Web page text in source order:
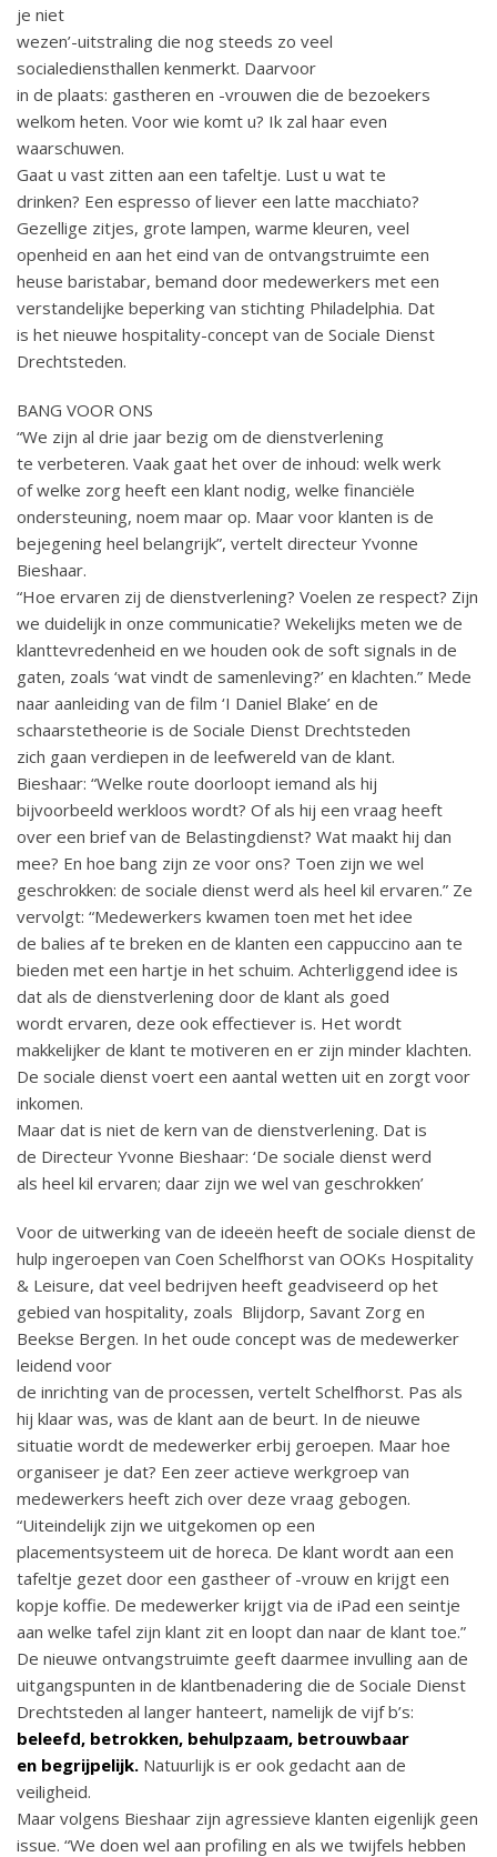
je niet
wezen’-uitstraling die nog steeds zo veel
socialediensthallen kenmerkt. Daarvoor
in de plaats: gastheren en -vrouwen die de bezoekers
welkom heten. Voor wie komt u? Ik zal haar even
waarschuwen.
Gaat u vast zitten aan een tafeltje. Lust u wat te
drinken? Een espresso of liever een latte macchiato?
Gezellige zitjes, grote lampen, warme kleuren, veel
openheid en aan het eind van de ontvangstruimte een
heuse baristabar, bemand door medewerkers met een
verstandelijke beperking van stichting Philadelphia. Dat
is het nieuwe hospitality-concept van de Sociale Dienst
Drechtsteden.
BANG VOOR ONS
“We zijn al drie jaar bezig om de dienstverlening
te verbeteren. Vaak gaat het over de inhoud: welk werk
of welke zorg heeft een klant nodig, welke financiële
ondersteuning, noem maar op. Maar voor klanten is de
bejegening heel belangrijk”, vertelt directeur Yvonne
Bieshaar.
“Hoe ervaren zij de dienstverlening? Voelen ze respect? Zijn
we duidelijk in onze communicatie? Wekelijks meten we de
klanttevredenheid en we houden ook de soft signals in de
gaten, zoals ‘wat vindt de samenleving?’ en klachten.” Mede
naar aanleiding van de film ‘I Daniel Blake’ en de
schaarstetheorie is de Sociale Dienst Drechtsteden
zich gaan verdiepen in de leefwereld van de klant.
Bieshaar: “Welke route doorloopt iemand als hij
bijvoorbeeld werkloos wordt? Of als hij een vraag heeft
over een brief van de Belastingdienst? Wat maakt hij dan
mee? En hoe bang zijn ze voor ons? Toen zijn we wel
geschrokken: de sociale dienst werd als heel kil ervaren.” Ze
vervolgt: “Medewerkers kwamen toen met het idee
de balies af te breken en de klanten een cappuccino aan te
bieden met een hartje in het schuim. Achterliggend idee is
dat als de dienstverlening door de klant als goed
wordt ervaren, deze ook effectiever is. Het wordt
makkelijker de klant te motiveren en er zijn minder klachten.
De sociale dienst voert een aantal wetten uit en zorgt voor
inkomen.
Maar dat is niet de kern van de dienstverlening. Dat is
de Directeur Yvonne Bieshaar: ‘De sociale dienst werd
als heel kil ervaren; daar zijn we wel van geschrokken’
Voor de uitwerking van de ideeën heeft de sociale dienst de
hulp ingeroepen van Coen Schelfhorst van OOKs Hospitality
& Leisure, dat veel bedrijven heeft geadviseerd op het
gebied van hospitality, zoals Blijdorp, Savant Zorg en
Beekse Bergen. In het oude concept was de medewerker
leidend voor
de inrichting van de processen, vertelt Schelfhorst. Pas als
hij klaar was, was de klant aan de beurt. In de nieuwe
situatie wordt de medewerker erbij geroepen. Maar hoe
organiseer je dat? Een zeer actieve werkgroep van
medewerkers heeft zich over deze vraag gebogen.
“Uiteindelijk zijn we uitgekomen op een
placementsysteem uit de horeca. De klant wordt aan een
tafeltje gezet door een gastheer of -vrouw en krijgt een
kopje koffie. De medewerker krijgt via de iPad een seintje
aan welke tafel zijn klant zit en loopt dan naar de klant toe.”
De nieuwe ontvangstruimte geeft daarmee invulling aan de
uitgangspunten in de klantbenadering die de Sociale Dienst
Drechtsteden al langer hanteert, namelijk de vijf b’s:
beleefd, betrokken, behulpzaam, betrouwbaar
en begrijpelijk. Natuurlijk is er ook gedacht aan de
veiligheid.
Maar volgens Bieshaar zijn agressieve klanten eigenlijk geen
issue. “We doen wel aan profiling en als we twijfels hebben